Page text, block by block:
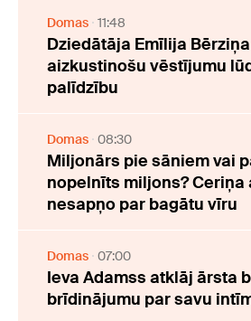
Domas 11:48
Dziedātāja Emīlija
aizkustinošu vēstījumu
palīdzību
Domas 08:30
Miljonārs pie sāniem vai
nopelnīts miljons? Ceriņa
nesapņo par bagātu vīru
Domas 07:00
Ieva Adamss atklāj ārsta
brīdinājumu par savu